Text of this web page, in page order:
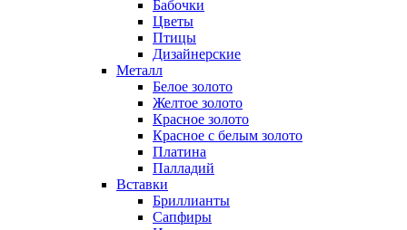
Бабочки
Цветы
Птицы
Дизайнерские
Металл
Белое золото
Желтое золото
Красное золото
Красное с белым золото
Платина
Палладий
Вставки
Бриллианты
Сапфиры